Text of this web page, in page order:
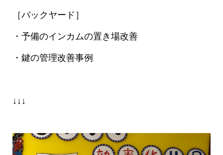
［バックヤード］
・予備のインカムの置き場改善
・鍵の管理改善事例
↓↓↓